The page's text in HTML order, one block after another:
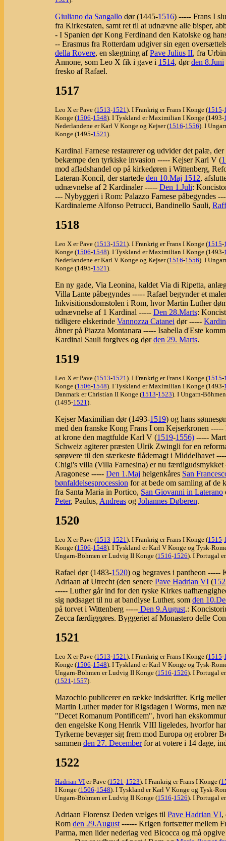
Giuliano da Sangallo dør (1445-1516) ----- Frans I
fra Kirkestaten, samt ret til at udnævne alle bisper,
- I Spanien dør Kong Ferdinand den Katolske og
-- Erasmus fra Rotterdam udgiver sin egen
della Rovere, en slægtning afPave Julius II, fra
Annone, som Leo X fik i gave i 1514, dørden 8.Juni
fresko af Rafael.
1517
Leo X er Pave (1513-1521). I Frankrig er Frans I Konge (1515-
Konge (1506-1548). I Tyskland er Maximilian I Konge (1493-
Nederlandene er Karl V Konge og Kejser (1516-1556). I
Konge (1495-1521).
Kardinal Farnese restaurerer og udvider det palæ,
bekæmpe den tyrkiske invasion ----- Kejser Karl V (
mod afladshandel op på kirkedøren i Wittenberg,
Lateran-Koncil, der startede den 10.Maj 1512,
udnævnelse af 2 Kardinaler ----- Den 1.Juli:
--- Nybyggeri i Rom: Palazzo Farnese påbegyndes
Kardinalerne Alfonso Petrucci, Bandinello Sauli,
1518
Leo X er Pave (1513-1521). I Frankrig er Frans I Konge (1515-
Konge (1506-1548). I Tyskland er Maximilian I Konge (1493-
Nederlandene er Karl V Konge og Kejser (1516-1556). I
Konge (1495-1521).
En ny gade, Via Leonina, kaldet Via di Ripetta,
Villa Lante påbegyndes ----- Rafael begynder et
Inkvisitionsdomstolen i Rom, hvor Martin Luther
udnævnelse af 1 Kardinal ----- Den 28.Marts:
tidligere elskerinde Vannozza Catanei dør -----
åbner på Piazza Montanara ----- Isabella d'Este
Kardinal Sauli forgives og dørden 29. Marts.
1519
Leo X er Pave (1513-1521). I Frankrig er Frans I Konge (1515-
Konge (1506-1548). I Tyskland er Maximilian I Konge (1493-
Danmark er Christian II Konge (1513-1523). I Ungarn-
(1495-1521).
Kejser Maximilian dør (1493-1519) og hans
med den franske Kong Frans I om Kejserkronen
at krone den magtfulde Karl V (1519-1556) -----
Schweiz agiterer præsten Ulrik Zwingli for en
sørøvere til den stærkeste flådemagt i Middelhavet
Chigi's villa (Villa Farnesina) er nu
Aragonese ----- Den 1.Maj helgenkåres San
bønfaldelsesprocession for at bede om samling af de
fra Santa Maria in Portico, San Giovanni in Laterano
Peter, Paulus, Andreas og Johannes Døberen.
1520
Leo X er Pave (1513-1521). I Frankrig er Frans I Konge (1515-
Konge (1506-1548). I Tyskland er Karl V Konge og Tysk-
Ungarn-Böhmen er Ludvig II Konge (1516-1526). I Portugal
Rafael dør (1483-1520) og begraves i pantheon
Adriaan af Utrecht (den senere Pave Hadrian VI (
----- Luther går ind for den tyske Kirkes
sig nødsaget til nu at bandlyse Luther, som den
på torvet i Wittenberg ----- Den 9.August.:
Zecca færdiggøres. Byggeriet af Monastero delle
1521
Leo X er Pave (1513-1521). I Frankrig er Frans I Konge (1515-
Konge (1506-1548). I Tyskland er Karl V Konge og Tysk-
Ungarn-Böhmen er Ludvig II Konge (1516-1526). I Portugal
(1521-1557).
Mazochio publicerer en række indskrifter. Krig
Martin Luther møder for Rigsdagen i Worms, men
"Decet Romanum Pontificem", hvori han
den engelske Kong Henrik VIII ligeledes, hvorfor
Tyrkerne bevæger sig frem mod Europa og erobrer
sammen den 27. Decemberfor at votere i 14 dage,
1522
Hadrian VI er Pave (1521-1523). I Frankrig er Frans I Konge (
I Konge (1506-1548). I Tyskland er Karl V Konge og Tysk-
Ungarn-Böhmen er Ludvig II Konge (1516-1526). I Portugal
Adriaan Florensz Deden vælges til Pave Hadrian VI,
Rom den 29.August ------ Krigen fortsætter mellem
Parma, men lider nederlag ved Bicocca og må